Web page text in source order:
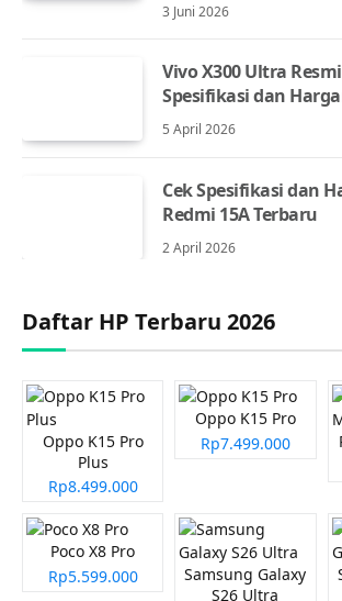
3 Juni 2026
Vivo X300 Ultra
Spesifikasi dan
5 April 2026
Cek Spesifikasi dan
Redmi 15A Terbaru
2 April 2026
Daftar HP Terbaru 2026
Oppo K15 Pro
Plus
Rp8.499.000
Oppo K15 Pro
Rp7.499.000
Poco X8 Pro
Rp5.599.000
Samsung Galaxy
S26 Ultra